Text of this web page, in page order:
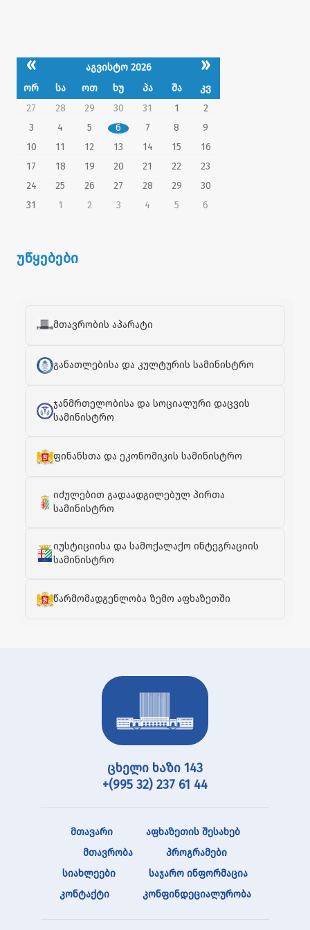
« აგვისტო 2026 »
ორ სა ოთ ხუ პა შა
კვ
27
28 29 30 31 1
2
3
4 5 6 7 8
9
10
11 12 13 14 15
16
17
18 19 20 21 22
23
24
25 26 27 28 29
30
31
1 2 3 4 5 6
უწყებები
მთავრობის აპარატი
განათლებისა და კულტურის სამინისტრო
ჯანმრთელობისა და სოციალური დაცვის
სამინისტრო
ფინანსთა და ეკონომიკის სამინისტრო
იძულებით გადაადგილებულ პირთა
სამინისტრო
იუსტიციისა და სამოქალაქო ინტეგრაციის
სამინისტრო
წარმომადგენლობა ზემო აფხაზეთში
ცხელი ხაზი 143
+(995 32) 237 61 44
მთავარი
აფხაზეთის შესახებ
მთავრობა
პროგრამები
სიახლეები
საჯარო ინფორმაცია
კონტაქტი
კონფინდეციალურობა